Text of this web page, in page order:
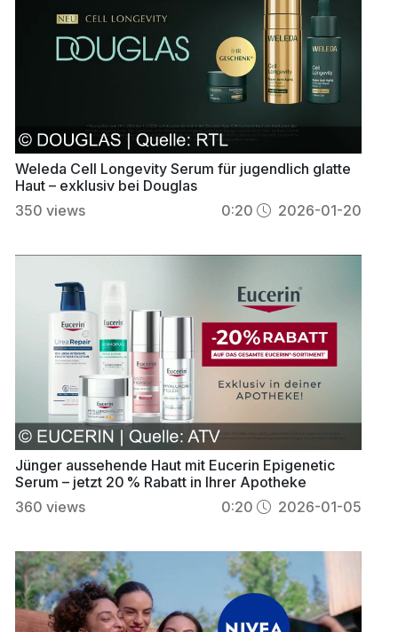
Weleda Cell Longevity Serum für jugendlich glatte
Haut – exklusiv bei Douglas
350 views 0:20 2026-01-20
Jünger aussehende Haut mit Eucerin Epigenetic
Serum – jetzt 20 % Rabatt in Ihrer Apotheke
360 views 0:20 2026-01-05